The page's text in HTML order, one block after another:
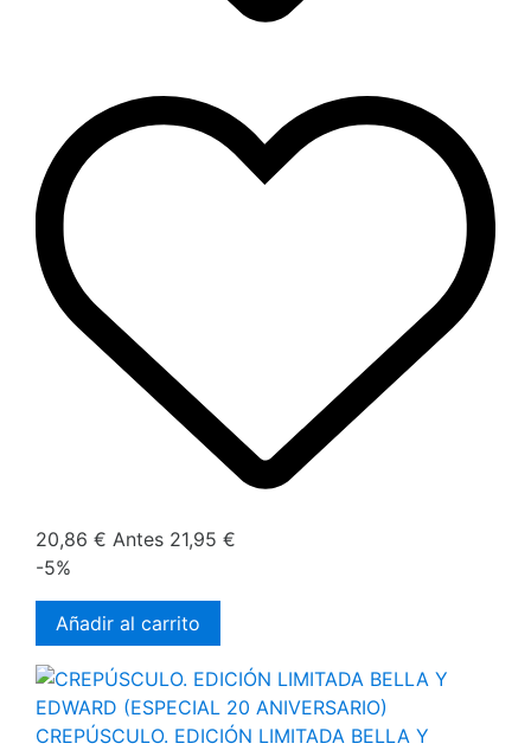
20,86 € Antes 21,95 €
-5%
Añadir al carrito
CREPÚSCULO. EDICIÓN LIMITADA BELLA Y